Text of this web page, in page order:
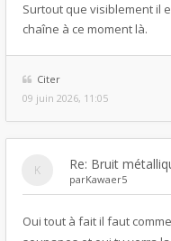
Surtout que visiblement il
chaîne à ce moment là.
Citer
09 juin 2026, 11:05
Re: Bruit
parKawaer5
Oui tout à fait il faut